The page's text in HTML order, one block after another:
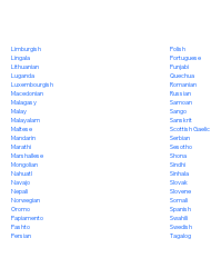
Limburgish
Lingala
Lithuanian
Luganda
Luxembourgish
Macedonian
Malagasy
Malay
Malayalam
Maltese
Mandarin
Marathi
Marshallese
Mongolian
Nahuatl
Navajo
Nepali
Norwegian
Oromo
Papiamento
Pashto
Persian
Polish
Portuguese
Punjabi
Quechua
Romanian
Russian
Samoan
Sango
Sanskrit
Scottish Gaelic
Serbian
Sesotho
Shona
Sindhi
Sinhala
Slovak
Slovene
Somali
Spanish
Swahili
Swedish
Tagalog